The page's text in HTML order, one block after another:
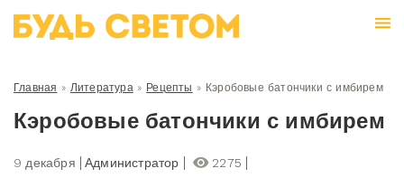
Главная » Литература» Рецепты » Кэробовые батончики с имбирем
Кэробовые батончики с имбирем
9 декабря Администратор 2275